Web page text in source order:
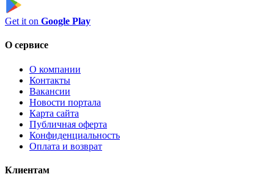
Get it on Google Play
О сервисе
О компании
Контакты
Вакансии
Новости портала
Карта сайта
Публичная оферта
Конфиденциальность
Оплата и возврат
Клиентам